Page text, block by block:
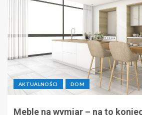
AKTUALNOŚCI DOM
Meble na wymiar – na to